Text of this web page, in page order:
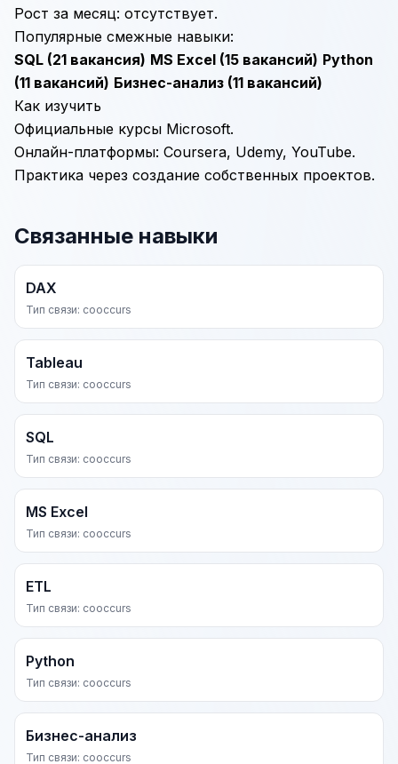
Рост за месяц: отсутствует.
Популярные смежные навыки:
SQL (21 вакансия) MS Excel (15 вакансий) Python
(11 вакансий) Бизнес-анализ (11 вакансий)
Как изучить
Официальные курсы Microsoft.
Онлайн-платформы: Coursera, Udemy, YouTube.
Практика через создание собственных проектов.
Связанные навыки
DAX
Тип связи: cooccurs
Tableau
Тип связи: cooccurs
SQL
Тип связи: cooccurs
MS Excel
Тип связи: cooccurs
ETL
Тип связи: cooccurs
Python
Тип связи: cooccurs
Бизнес-анализ
Тип связи: cooccurs